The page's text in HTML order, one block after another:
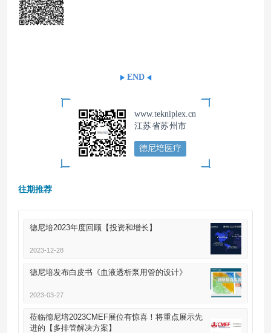
END
www.tekniplex.cn
江苏省苏州市
德尼培医疗
往期推荐
德尼培2023年度回顾【投资和增长】
2023-12-28
德尼培发布白皮书《血液透析泵用管的设计》
2023-03-27
莅临德尼培2023CMEF展位有惊喜！将重点展示先
进的【多排管解决方案】